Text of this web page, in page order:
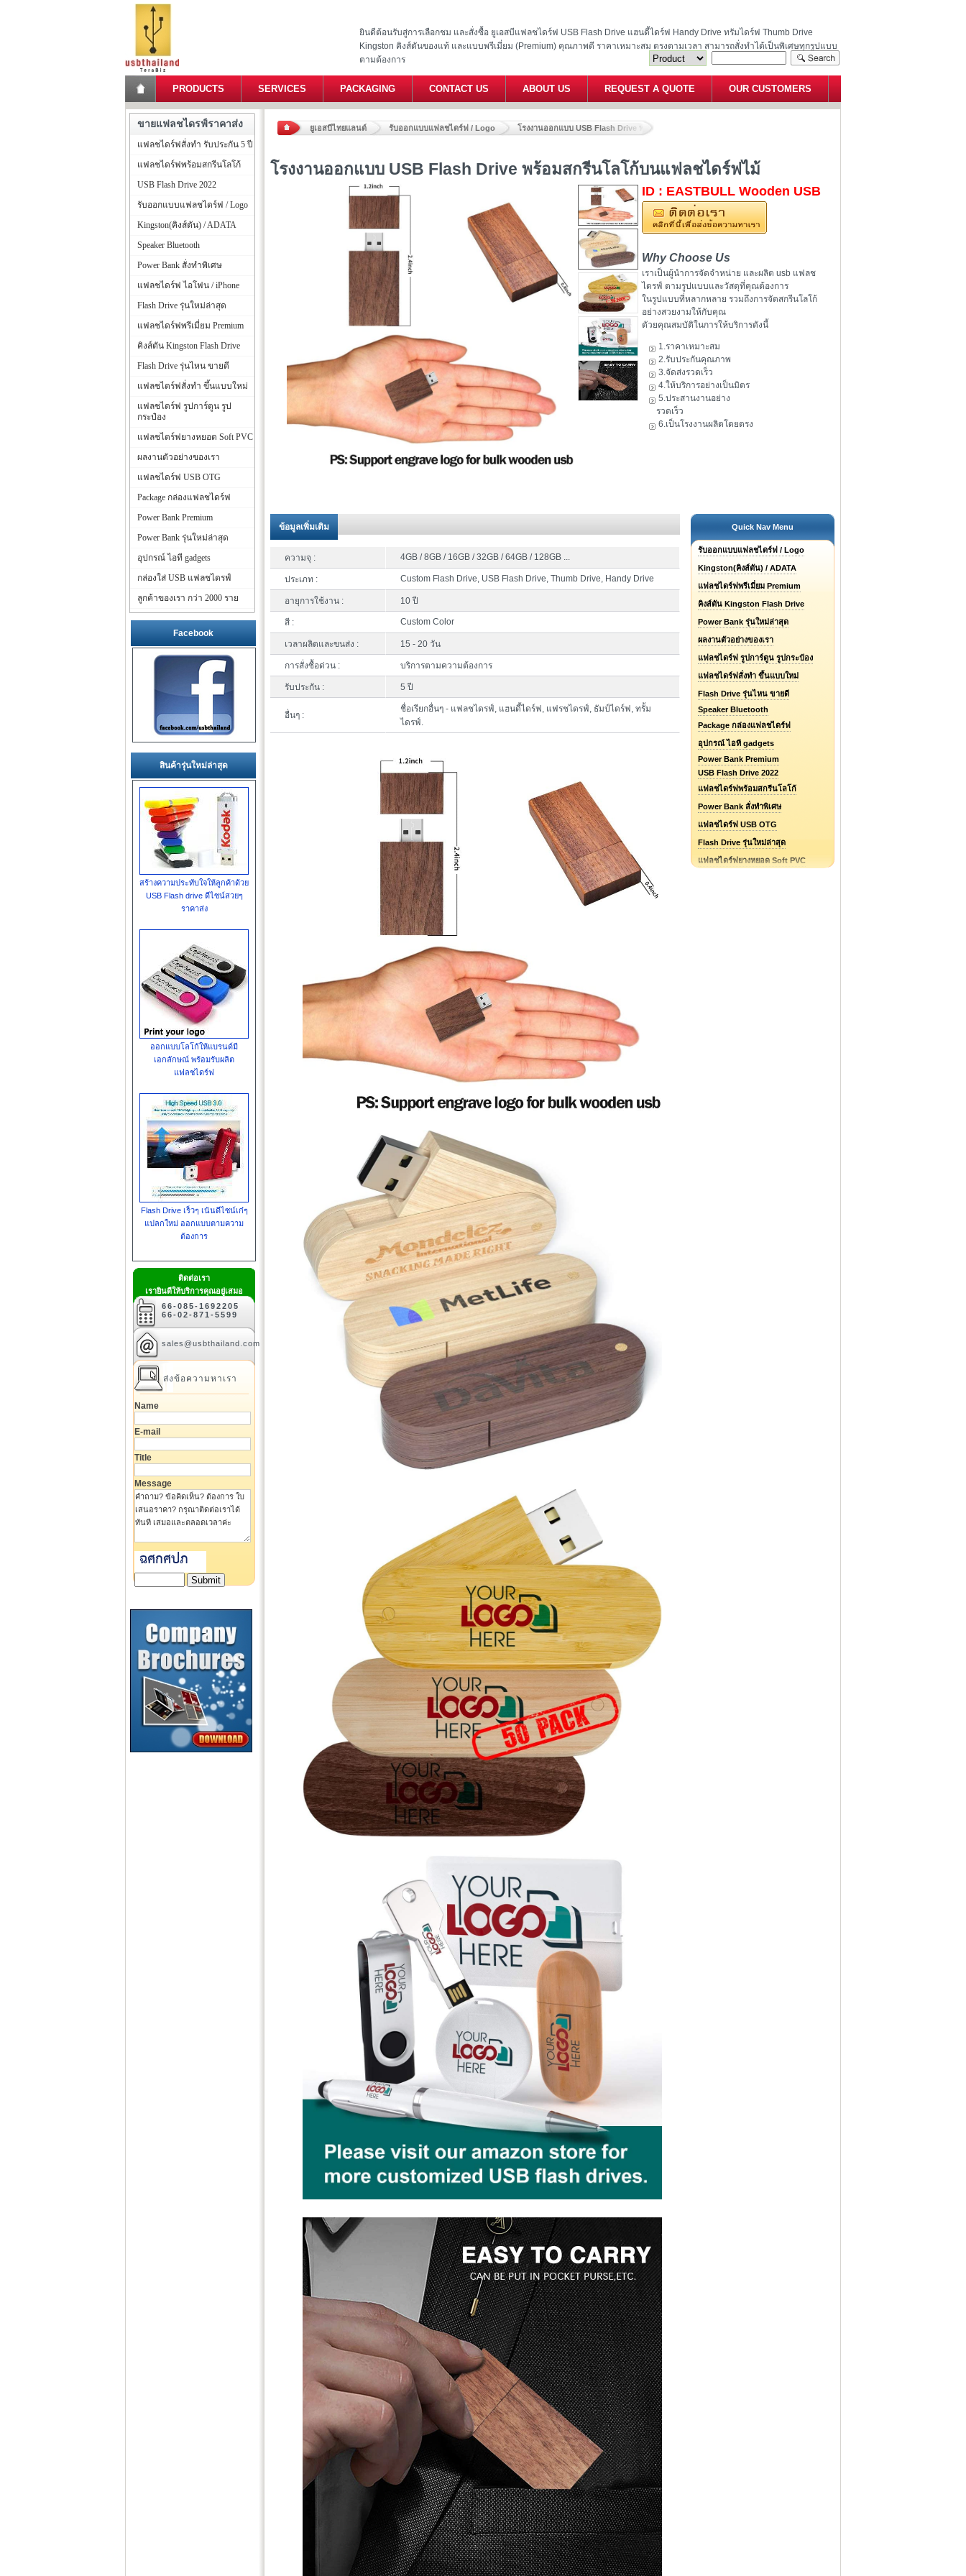
ยินดีต้อนรับสู่การเลือกชม และสั่งซื้อ ยูเอสบีแฟลชไดร์ฟ USB Flash Drive แฮนดี้ไดร์ฟ Handy Drive ทรัมไดร์ฟ Thumb Drive
Kingston คิงส์ตันของแท้ และแบบพรีเมี่ยม (Premium) คุณภาพดี ราคาเหมาะสม ตรงตามเวลา สามารถสั่งทำได้เป็นพิเศษทุกรูปแบบ
ตามต้องการ
PRODUCTS SERVICES PACKAGING CONTACT US ABOUT US REQUEST A QUOTE OUR CUSTOMERS
ยูเอสบีไทยแลนด์ รับออกแบบแฟลชไดร์ฟ / Logo โรงงานออกแบบ USB Flash Drive พร้อมสกรีนโลโก้บนแฟลชไดร์ฟไม้
โรงงานออกแบบ USB Flash Drive พร้อมสกรีนโลโก้บนแฟลชไดร์ฟไม้
ID : EASTBULL Wooden USB
Why Choose Us
เราเป็นผู้นำการจัดจำหน่าย และผลิต usb แฟลช
ไดรฟ์ ตามรูปแบบและวัสดุที่คุณต้องการ
ในรูปแบบที่หลากหลาย รวมถึงการจัดสกรีนโลโก้
อย่างสวยงามให้กับคุณ
ดัวยคุณสมบัติในการให้บริการดังนี้
1.ราคาเหมาะสม
2.รับประกันคุณภาพ
3.จัดส่งรวดเร็ว
4.ให้บริการอย่างเป็นมิตร
5.ประสานงานอย่าง
รวดเร็ว
6.เป็นโรงงานผลิตโดยตรง
ข้อมูลเพิ่มเติม
ความจุ : 4GB / 8GB / 16GB / 32GB / 64GB / 128GB ...
ประเภท : Custom Flash Drive, USB Flash Drive, Thumb Drive, Handy Drive
อายุการใช้งาน : 10 ปี
สี : Custom Color
เวลาผลิตและขนส่ง : 15 - 20 วัน
การสั่งซื้อด่วน : บริการตามความต้องการ
รับประกัน : 5 ปี
อื่นๆ :
ชื่อเรียกอื่นๆ - แฟลชไดรฟ์, แฮนดี้ไดร์ฟ, แฟรชไดรฟ์, ธัมป์ไดร์ฟ, ทรั้ม
ไดรฟ์.
Quick Nav Menu
รับออกแบบแฟลชไดร์ฟ / Logo
Kingston(คิงส์ตัน) / ADATA
แฟลชไดร์ฟพรีเมี่ยม Premium
คิงส์ตัน Kingston Flash Drive
Power Bank รุ่นใหม่ล่าสุด
ผลงานตัวอย่างของเรา
แฟลชไดร์ฟ รูปการ์ตูน รูปกระป๋อง
แฟลชไดร์ฟสั่งทำ ขึ้นแบบใหม่
Flash Drive รุ่นไหน ขายดี
Speaker Bluetooth
Package กล่องแฟลชไดร์ฟ
อุปกรณ์ ไอที gadgets
Power Bank Premium
USB Flash Drive 2022
แฟลชไดร์ฟพร้อมสกรีนโลโก้
Power Bank สั่งทำพิเศษ
แฟลชไดร์ฟ USB OTG
Flash Drive รุ่นใหม่ล่าสุด
แฟลชไดร์ฟยางหยอด Soft PVC
ขายแฟลชไดรฟ์ราคาส่ง
แฟลชไดร์ฟสั่งทำ รับประกัน 5 ปี
แฟลชไดร์ฟพร้อมสกรีนโลโก้
USB Flash Drive 2022
รับออกแบบแฟลชไดร์ฟ / Logo
Kingston(คิงส์ตัน) / ADATA
Speaker Bluetooth
Power Bank สั่งทำพิเศษ
แฟลชไดร์ฟ ไอโฟน / iPhone
Flash Drive รุ่นใหม่ล่าสุด
แฟลชไดร์ฟพรีเมี่ยม Premium
คิงส์ตัน Kingston Flash Drive
Flash Drive รุ่นไหน ขายดี
แฟลชไดร์ฟสั่งทำ ขึ้นแบบใหม่
แฟลชไดร์ฟ รูปการ์ตูน รูป
กระป๋อง
แฟลชไดร์ฟยางหยอด Soft PVC
ผลงานตัวอย่างของเรา
แฟลชไดร์ฟ USB OTG
Package กล่องแฟลชไดร์ฟ
Power Bank Premium
Power Bank รุ่นใหม่ล่าสุด
อุปกรณ์ ไอที gadgets
กล่องใส่ USB แฟลชไดรฟ์
ลูกค้าของเรา กว่า 2000 ราย
Facebook
สินค้ารุ่นใหม่ล่าสุด
สร้างความประทับใจให้ลูกค้าด้วย
USB Flash drive ดีไซน์สวยๆ
ราคาส่ง
ออกแบบโลโก้ให้แบรนด์มี
เอกลักษณ์ พร้อมรับผลิต
แฟลชไดร์ฟ
Flash Drive เร็วๆ เน้นดีไซน์เก๋ๆ
แปลกใหม่ ออกแบบตามความ
ต้องการ
ติดต่อเรา
เรายินดีให้บริการคุณอยู่เสมอ
66-085-1692205
66-02-871-5599
sales@usbthailand.com
ส่งข้อความหาเรา
Name
E-mail
Title
Message